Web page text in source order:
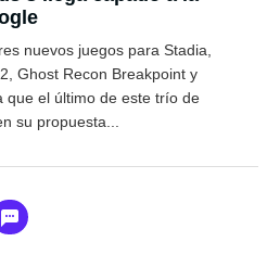
nuevos juegos para Stadia,
Ghost Recon Breakpoint y
que el último de este trío de
su propuesta...